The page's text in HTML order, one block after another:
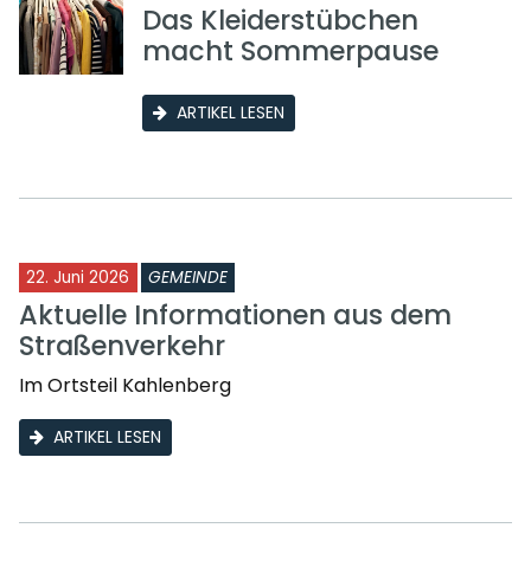
Das Kleiderstübchen
macht Sommerpause
ARTIKEL LESEN
22. Juni 2026 GEMEINDE
Aktuelle Informationen aus dem
Straßenverkehr
Im Ortsteil Kahlenberg
ARTIKEL LESEN